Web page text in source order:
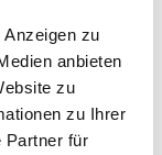
zu
anbieten
zu
zu Ihrer
Partner für